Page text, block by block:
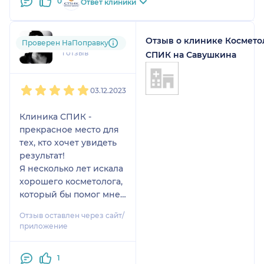
Ответ клиники
ksksksenia
1 отзыв
Проверен НаПоправку
03.12.2023
Клиника СПИК -
прекрасное место для
тех, кто хочет увидеть
результат!
Я несколько лет искала
хорошего косметолога,
который бы помог мне
проблемой - акне, но
кроме советов сдать
полностью исключить
Отзыв оставлен через сайт/
приложение
1
Отзыв о клинике
СПИК на Савушкина